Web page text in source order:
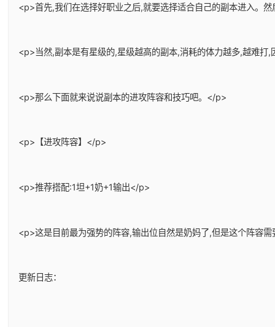
<p>首先,我们在选择好职业之后,就要选择适合自己的副本进入。
<p>当然,副本是有星级的,星级越高的副本,消耗的体力越多,越难
<p>那么下面就来说说副本的进攻阵容和技巧吧。</p>
<p>【进攻阵容】</p>
<p>推荐搭配:1坦+1奶+1输出</p>
<p>这是目前最为强势的阵容,输出位自然是奶妈了,但是这个阵容
更新日志：